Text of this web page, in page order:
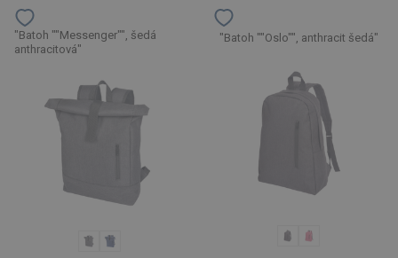
"Batoh ""Messenger"", šedá
anthracitová"
"Batoh ""Oslo"", anthracit šedá"